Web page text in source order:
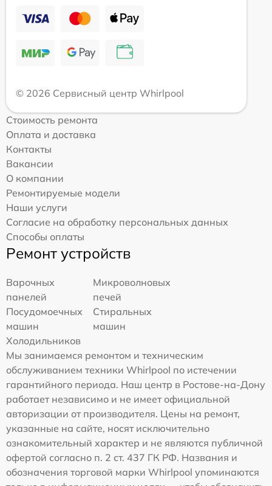
© 2026 Сервисный центр Whirlpool
Стоимость ремонта
Оплата и доставка
Контакты
Вакансии
О компании
Ремонтируемые модели
Наши услуги
Согласие на обработку персональных данных
Способы оплаты
Ремонт устройств
Варочных
панелей
Микроволновых
печей
Посудомоечных
машин
Стиральных
машин
Холодильников
Мы занимаемся ремонтом и техническим
обслуживанием техники Whirlpool по истечении
гарантийного периода. Наш центр в Ростове-на-Дону
работает независимо и не имеет официальной
авторизации от производителя. Цены на ремонт,
указанные на сайте, носят исключительно
ознакомительный характер и не являются публичной
офертой согласно п. 2 ст. 437 ГК РФ. Названия и
обозначения торговой марки Whirlpool упоминаются